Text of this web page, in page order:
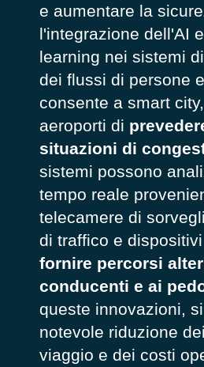
e aumentare la
l'integrazione dell'AI
learning nei sistemi
dei flussi di persone
consente a smart
aeroporti di
situazioni di
sistemi possono
tempo reale
telecamere di
di traffico e
fornire percorsi
conducenti e ai
queste innovazioni,
notevole riduzione
viaggio e dei costi